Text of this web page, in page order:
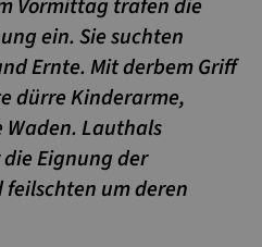
Vormittag trafen die
ein. Sie suchten
Ernte. Mit derbem Griff
dürre Kinderarme,
Lauthals
Eignung der
um deren